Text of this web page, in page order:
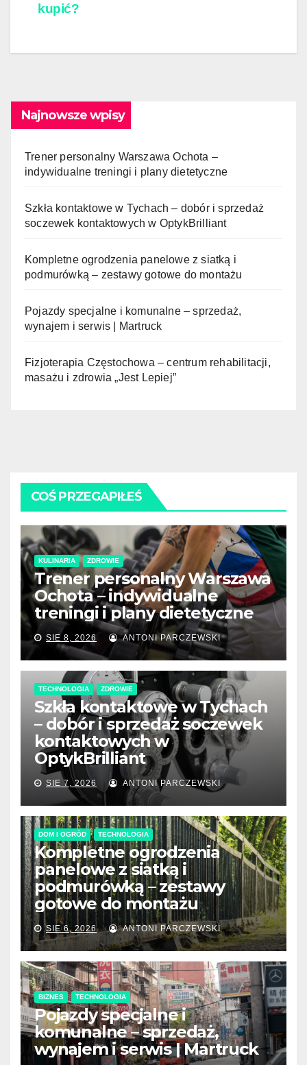
kupić?
Najnowsze wpisy
Trener personalny Warszawa Ochota –
indywidualne treningi i plany dietetyczne
Szkła kontaktowe w Tychach – dobór i sprzedaż
soczewek kontaktowych w OptykBrilliant
Kompletne ogrodzenia panelowe z siatką i
podmurówką – zestawy gotowe do montażu
Pojazdy specjalne i komunalne – sprzedaż,
wynajem i serwis | Martruck
Fizjoterapia Częstochowa – centrum rehabilitacji,
masażu i zdrowia „Jest Lepiej”
COŚ PRZEGAPIŁEŚ
KULINARIA ZDROWIE
Trener personalny Warszawa
Ochota – indywidualne
treningi i plany dietetyczne
SIE 8, 2026 ANTONI PARCZEWSKI
TECHNOLOGIA ZDROWIE
Szkła kontaktowe w Tychach
– dobór i sprzedaż soczewek
kontaktowych w
OptykBrilliant
SIE 7, 2026 ANTONI PARCZEWSKI
DOM I OGRÓD TECHNOLOGIA
Kompletne ogrodzenia
panelowe z siatką i
podmurówką – zestawy
gotowe do montażu
SIE 6, 2026 ANTONI PARCZEWSKI
BIZNES TECHNOLOGIA
Pojazdy specjalne i
komunalne – sprzedaż,
wynajem i serwis | Martruck